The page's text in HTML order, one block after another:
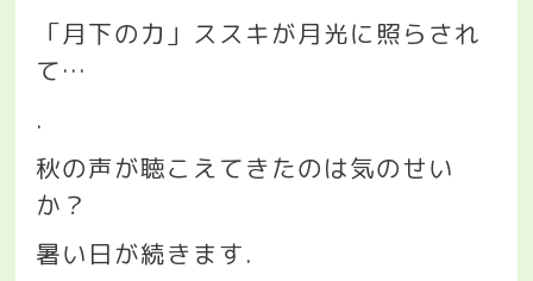
「月下の力」ススキが月光に照らされ
て…
.
秋の声が聴こえてきたのは気のせい
か？
暑い日が続きます.